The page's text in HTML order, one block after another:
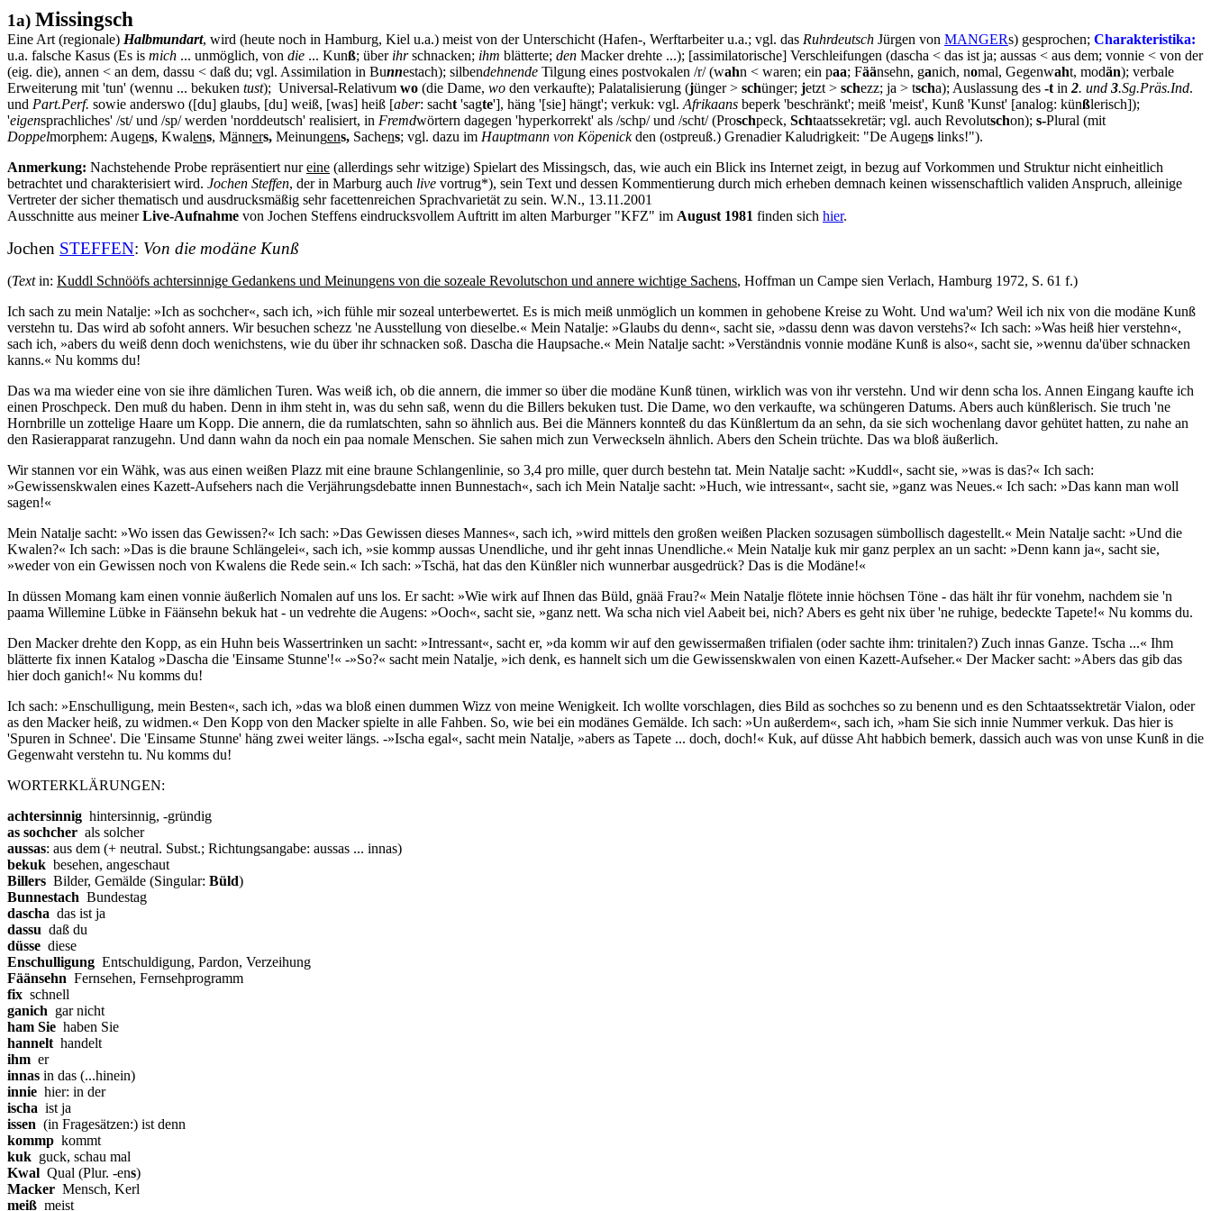
1a) Missingsch
Eine Art (regionale) Halbmundart, wird (heute noch in Hamburg, Kiel u.a.) meist von der Unterschicht (Hafen-, Werftarbeiter u.a.; vgl. das Ruhrdeutsch Jürgen von MANGERs) gesprochen; Charakteristika:
u.a. falsche Kasus (Es is mich ... unmöglich, von die ... Kunß; über ihrschnacken; ihm blätterte; den Macker drehte ...); [assimilatorische] Verschleifungen (dascha < das ist ja; aussas < aus dem; vonnie < von der
(eig. die), annen < an dem, dassu < daß du; vgl. Assimilation in Bunnestach); silbendehnende Tilgung eines postvokalen /r/ (wahn < waren; ein paa; Fäänsehn, ganich, nomal, Gegenwaht, modän); verbale
Erweiterung mit 'tun' (wennu ... bekuken tust); Universal-Relativum wo (die Dame, wo den verkaufte); Palatalisierung (jünger > schünger; jetzt > schezz; ja > tscha); Auslassung des -t in 2. und 3.Sg.Präs.Ind.
und Part.Perf. sowie anderswo ([du] glaubs, [du] weiß, [was] heiß [aber: sacht 'sagte'], häng '[sie] hängt'; verkuk: vgl. Afrikaans beperk 'beschränkt'; meiß 'meist', Kunß 'Kunst' [analog: künßlerisch]);
'eigensprachliches' /st/ und /sp/ werden 'norddeutsch' realisiert, in Fremdwörtern dagegen 'hyperkorrekt' als /schp/ und /scht/ (Proschpeck, Schtaatssekretär; vgl. auch Revolutschon); s-Plural (mit
Doppelmorphem: Augens, Kwalens, Männers, Meinungens, Sachens; vgl. dazu im Hauptmann von Köpenickden (ostpreuß.) Grenadier Kaludrigkeit: "De Augens links!").
Anmerkung: Nachstehende Probe repräsentiert nureine (allerdings sehr witzige) Spielart des Missingsch, das, wie auch ein Blick ins Internet zeigt, in bezug auf Vorkommen und Struktur nicht einheitlich
betrachtet und charakterisiert wird. Jochen Steffen, der in Marburg auch live vortrug*), sein Text und dessen Kommentierung durch mich erheben demnach keinen wissenschaftlich validen Anspruch, alleinige
Vertreter der sicher thematisch und ausdrucksmäßig sehr facettenreichen Sprachvarietät zu sein. W.N., 13.11.2001
Ausschnitte aus meinerLive-Aufnahme von Jochen Steffens eindrucksvollem Auftritt im alten Marburger "KFZ" im August 1981 finden sich hier.
Jochen STEFFEN: Von die modäne Kunß
(Textin: Kuddl Schnööfs achtersinnige Gedankens und Meinungens von die sozeale Revolutschon und annere wichtige Sachens, Hoffman un Campe sien Verlach, Hamburg 1972, S. 61 f.)
Ich sach zu mein Natalje: »Ich as sochcher«, sach ich, »ich fühle mir sozeal unterbewertet. Es is mich meiß unmöglich un kommen in gehobene Kreise zu Woht. Und wa'um? Weil ich nix von die modäne Kunß
verstehn tu. Das wird ab sofoht anners. Wir besuchen schezz 'ne Ausstellung von dieselbe.« Mein Natalje: »Glaubs du denn«, sacht sie, »dassu denn was davon verstehs?« Ich sach: »Was heiß hier verstehn«,
sach ich, »abers du weiß denn doch wenichstens, wie du über ihr schnacken soß. Dascha die Haupsache.« Mein Natalje sacht: »Verständnis vonnie modäne Kunß is also«, sacht sie, »wennu da'über schnacken
kanns.« Nu komms du!
Das wa ma wieder eine von sie ihre dämlichen Turen. Was weiß ich, ob die annern, die immer so über die modäne Kunß tünen, wirklich was von ihr verstehn. Und wir denn scha los. Annen Eingang kaufte ich
einen Proschpeck. Den muß du haben. Denn in ihm steht in, was du sehn saß, wenn du die Billers bekuken tust. Die Dame, wo den verkaufte, wa schüngeren Datums. Abers auch künßlerisch. Sie truch 'ne
Hornbrille un zottelige Haare um Kopp. Die annern, die da rumlatschten, sahn so ähnlich aus. Bei die Männers konnteß du das Künßlertum da an sehn, da sie sich wochenlang davor gehütet hatten, zu nahe an
den Rasierapparat ranzugehn. Und dann wahn da noch ein paa nomale Menschen. Sie sahen mich zun Verweckseln ähnlich. Abers den Schein trüchte. Das wa bloß äußerlich.
Wir stannen vor ein Wähk, was aus einen weißen Plazz mit eine braune Schlangenlinie, so 3,4 pro mille, quer durch bestehn tat. Mein Natalje sacht: »Kuddl«, sacht sie, »was is das?« Ich sach:
»Gewissenskwalen eines Kazett-Aufsehers nach die Verjährungsdebatte innen Bunnestach«, sach ich Mein Natalje sacht: »Huch, wie intressant«, sacht sie, »ganz was Neues.« Ich sach: »Das kann man woll
sagen!«
Mein Natalje sacht: »Wo issen das Gewissen?« Ich sach: »Das Gewissen dieses Mannes«, sach ich, »wird mittels den großen weißen Placken sozusagen sümbollisch dagestellt.« Mein Natalje sacht: »Und die
Kwalen?« Ich sach: »Das is die braune Schlängelei«, sach ich, »sie kommp aussas Unendliche, und ihr geht innas Unendliche.« Mein Natalje kuk mir ganz perplex an un sacht: »Denn kann ja«, sacht sie,
»weder von ein Gewissen noch von Kwalens die Rede sein.« Ich sach: »Tschä, hat das den Künßler nich wunnerbar ausgedrück? Das is die Modäne!«
In düssen Momang kam einen vonnie äußerlich Nomalen auf uns los. Er sacht: »Wie wirk auf Ihnen das Büld, gnää Frau?« Mein Natalje flötete innie höchsen Töne - das hält ihr für vonehm, nachdem sie 'n
paama Willemine Lübke in Fäänsehn bekuk hat - un vedrehte die Augens: »Ooch«, sacht sie, »ganz nett. Wa scha nich viel Aabeit bei, nich? Abers es geht nix über 'ne ruhige, bedeckte Tapete!« Nu komms du.
Den Macker drehte den Kopp, as ein Huhn beis Wassertrinken un sacht: »Intressant«, sacht er, »da komm wir auf den gewissermaßen trifialen (oder sachte ihm: trinitalen?) Zuch innas Ganze. Tscha ...« Ihm
blätterte fix innen Katalog »Dascha die 'Einsame Stunne'!« -»So?« sacht mein Natalje, »ich denk, es hannelt sich um die Gewissenskwalen von einen Kazett-Aufseher.« Der Macker sacht: »Abers das gib das
hier doch ganich!« Nu komms du!
Ich sach: »Enschulligung, mein Besten«, sach ich, »das wa bloß einen dummen Wizz von meine Wenigkeit. Ich wollte vorschlagen, dies Bild as sochches so zu benenn und es den Schtaatssektretär Vialon, oder
as den Macker heiß, zu widmen.« Den Kopp von den Macker spielte in alle Fahben. So, wie bei ein modänes Gemälde. Ich sach: »Un außerdem«, sach ich, »ham Sie sich innie Nummer verkuk. Das hier is
'Spuren in Schnee'. Die 'Einsame Stunne' häng zwei weiter längs. -»Ischa egal«, sacht mein Natalje, »abers as Tapete ... doch, doch!« Kuk, auf düsse Aht habbich bemerk, dassich auch was von unse Kunß in die
Gegenwaht verstehn tu. Nu komms du!
WORTERKLÄRUNGEN:
achtersinnig hintersinnig, -gründig
as sochcher als solcher
aussas: aus dem (+ neutral. Subst.; Richtungsangabe: aussas ... innas)
bekuk besehen, angeschaut
Billers Bilder, Gemälde (Singular: Büld)
Bunnestach Bundestag
dascha das ist ja
dassu daß du
düsse diese
Enschulligung Entschuldigung, Pardon, Verzeihung
Fäänsehn Fernsehen, Fernsehprogramm
fix schnell
ganich gar nicht
ham Sie haben Sie
hannelt handelt
ihm er
innas in das (...hinein)
innie hier: in der
ischa ist ja
issen (in Fragesätzen:) ist denn
kommp kommt
kuk guck, schau mal
Kwal Qual (Plur. -ens)
Macker Mensch, Kerl
meiß meist